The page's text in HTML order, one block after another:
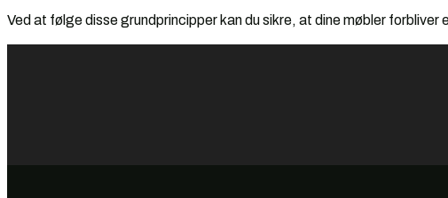
Ved at følge disse grundprincipper kan du sikre, at dine møbler forbliver